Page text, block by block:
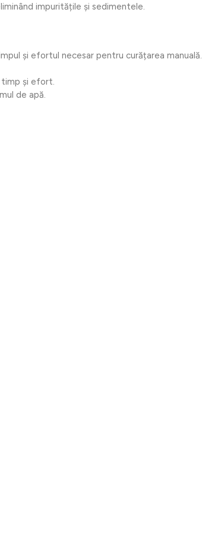
impuritățile și sedimentele.
și efortul necesar pentru curățarea manuală.
timp și efort.
de apă.